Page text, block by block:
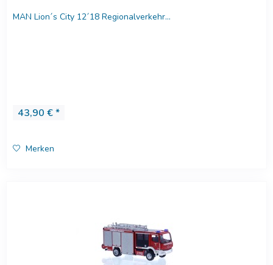
MAN Lion´s City 12´18 Regionalverkehr...
43,90 € *
Merken